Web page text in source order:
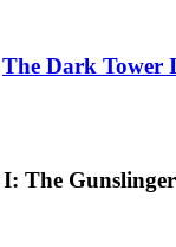
The Dark Tower
The